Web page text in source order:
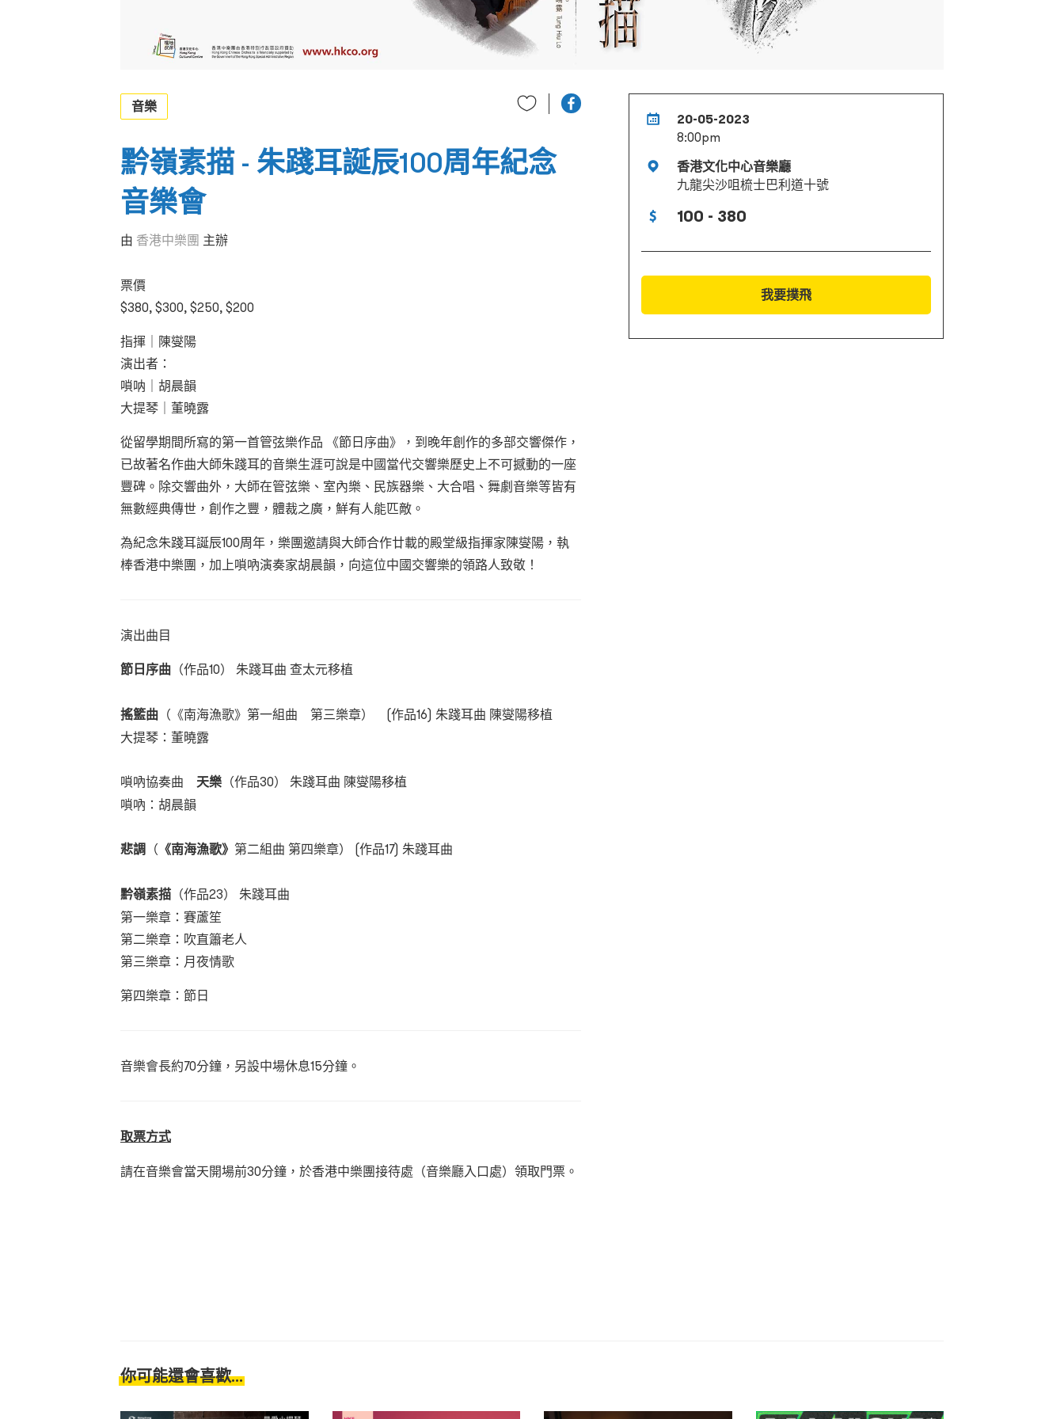
20-05-2023
8:00pm
香港文化中心音樂廳
九龍尖沙咀梳士巴利道十號
100 - 380
我要撲飛
音樂
黔嶺素描 - 朱踐耳誕辰100周年紀念
音樂會
由 香港中樂團 主辦
票價
$380, $300, $250, $200
指揮
陳燮陽
演出者：
嗩呐
胡晨韻
大提琴
董曉露
從留學期間所寫的第一首管弦樂作品 《節日序曲》，到晚年創作的多部交響傑作，
已故著名作曲大師朱踐耳的音樂生涯可說是中國當代交響樂歷史上不可撼動的一座
豐碑。除交響曲外，大師在管弦樂、室內樂、民族器樂、大合唱、舞劇音樂等皆有
無數經典傳世，創作之豐，體裁之廣，鮮有人能匹敵。
為紀念朱踐耳誕辰100周年，樂團邀請與大師合作廿載的殿堂級指揮家陳燮陽，執
棒香港中樂團，加上嗩吶演奏家胡晨韻，向這位中國交響樂的領路人致敬！
演出曲目
節日序曲 （作品10） 朱踐耳曲 查太元移植
搖籃曲 （《南海漁歌》第一組曲 第三樂章） (作品16) 朱踐耳曲 陳燮陽移植
大提琴：董曉露
嗩吶協奏曲 天樂 （作品30） 朱踐耳曲 陳燮陽移植
嗩吶：胡晨韻
悲調 （ 《南海漁歌》 第二組曲 第四樂章） (作品17) 朱踐耳曲
黔嶺素描 （作品23） 朱踐耳曲
第一樂章：賽蘆笙
第二樂章：吹直簫老人
第三樂章：月夜情歌
第四樂章：節日
音樂會長約70分鐘，另設中場休息15分鐘。
取票方式
請在音樂會當天開場前30分鐘，於香港中樂團接待處（音樂廳入口處）領取門票。
你可能還會喜歡...